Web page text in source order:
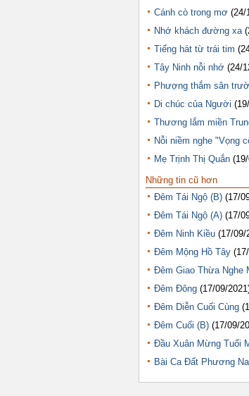
Cánh cò trong mơ (24/
Nhớ khách đường xa
Tiếng hát từ trái tim
Tây Ninh nỗi nhớ (24/
Phượng thắm sân
Di chúc của Người
Thương lắm miền
Nỗi niềm nghe "Vọng
Mẹ Trịnh Thị Quắn
Những tin cũ hơn
Đêm Tái Ngộ (B) (17/
Đêm Tái Ngộ (A) (17/
Đêm Ninh Kiều (17/09/
Đêm Mộng Hồ Tây
Đêm Giao Thừa Nghe
Đêm Đông (17/09/
Đêm Diễn Cuối Cùng
Đêm Cuối (B) (17/09/
Đầu Xuân Mừng Tuổi
Bài Ca Đất Phương